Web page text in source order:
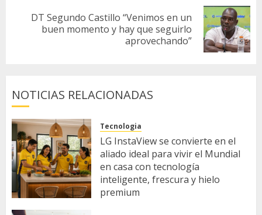
Siguiente
DT Segundo Castillo “Venimos en un
buen momento y hay que seguirlo
aprovechando”
NOTICIAS RELACIONADAS
Tecnologia
LG InstaView se convierte en el
aliado ideal para vivir el Mundial
en casa con tecnología
inteligente, frescura y hielo
premium